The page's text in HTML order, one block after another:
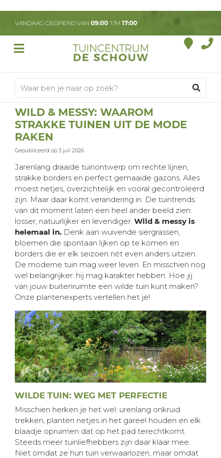
a
t
VANDAAG GEOPEND VAN 09:00 T/M 17:00
WILD & MESSY: WAAROM
STRAKKE TUINEN UIT DE MODE
RAKEN
Gepubliceerd op 3 juli 2026
Jarenlang draaide tuinontwerp om rechte lijnen,
strakke borders en perfect gemaaide gazons. Alles
moest netjes, overzichtelijk en vooral gecontroleerd
zijn. Maar daar komt verandering in. De tuintrends
van dit moment laten een heel ander beeld zien:
losser, natuurlijker en levendiger. Wild & messy is
helemaal in. Denk aan wuivende siergrassen,
bloemen die spontaan lijken op te komen en
borders die er elk seizoen nét even anders uitzien.
De moderne tuin mag weer leven. En misschien nog
wel belangrijker: hij mag karakter hebben. Hoe jij
van jouw buitenruimte een wilde tuin kunt maken?
Onze plantenexperts vertellen het je!
WILDE TUIN: WEG MET PERFECTIE
Misschien herken je het wel: urenlang onkruid
trekken, planten netjes in het gareel houden en elk
blaadje opruimen dat op het pad terechtkomt.
Steeds meer tuinliefhebbers zijn daar klaar mee.
Niet omdat ze hun tuin verwaarlozen, maar omdat